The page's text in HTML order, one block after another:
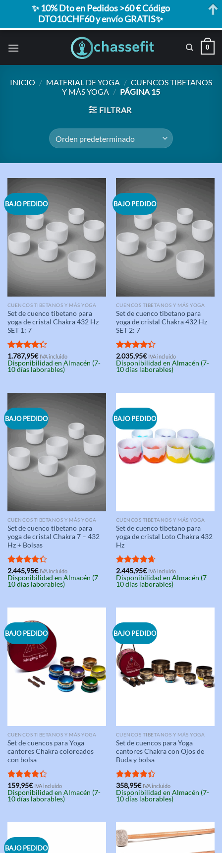
0
INICIO / MATERIAL DE YOGA / CUENCOS TIBETANOS
Y MÁS YOGA / PÁGINA 15
FILTRAR
BAJO PEDIDO
CUENCOS TIBETANOS Y MÁS YOGA
Set de cuenco tibetano para
yoga de cristal Chakra 432 Hz
SET 1: 7
Valorado
con4.33
de 5
1.787,95€ IVA incluido
Disponibilidad en Almacén (7-
10 días laborables)
BAJO PEDIDO
CUENCOS TIBETANOS Y MÁS YOGA
Set de cuenco tibetano para
yoga de cristal Chakra 432 Hz
SET 2: 7
Valorado
con4.33
de 5
2.035,95€ IVA incluido
Disponibilidad en Almacén (7-
10 días laborables)
BAJO PEDIDO
CUENCOS TIBETANOS Y MÁS YOGA
Set de cuenco tibetano para
yoga de cristal Chakra 7 – 432
Hz + Bolsas
Valorado
con4.33
de 5
2.445,95€ IVA incluido
Disponibilidad en Almacén (7-
10 días laborables)
BAJO PEDIDO
CUENCOS TIBETANOS Y MÁS YOGA
Set de cuenco tibetano para
yoga de cristal Loto Chakra 432
Hz
Valorado
con4.67
de 5
2.445,95€ IVA incluido
Disponibilidad en Almacén (7-
10 días laborables)
BAJO PEDIDO
CUENCOS TIBETANOS Y MÁS YOGA
Set de cuencos para Yoga
cantores Chakra coloreados
con bolsa
Valorado
con4.33
de 5
159,95€ IVA incluido
Disponibilidad en Almacén (7-
10 días laborables)
BAJO PEDIDO
CUENCOS TIBETANOS Y MÁS YOGA
Set de cuencos para Yoga
cantores Chakra con Ojos de
Buda y bolsa
Valorado
con4.33
de 5
358,95€ IVA incluido
Disponibilidad en Almacén (7-
10 días laborables)
BAJO PEDIDO
✨ 10% Dto en Pedidos >60 € Código
DTO10CHF60 y envío GRATIS✨